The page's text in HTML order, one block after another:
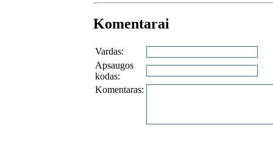
Komentarai
Vardas:
Apsaugos
kodas:
Komentaras: